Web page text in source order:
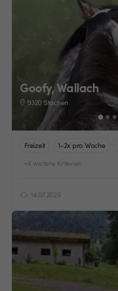
Goofy, Wallach
9320 Stachen
Freizeit 1-2x pro Woche
+4 weitere Kriterien
14.07.2026